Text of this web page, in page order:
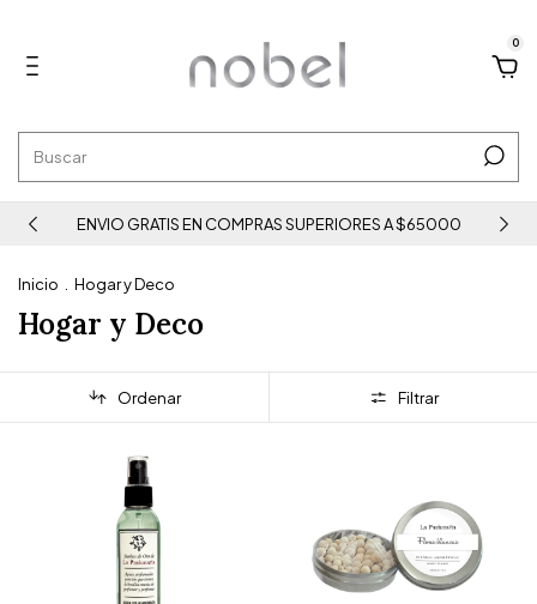
0
ENVIO GRATIS EN COMPRAS SUPERIORES A $65000
Inicio Hogar y Deco
Hogar y Deco
Ordenar Filtrar